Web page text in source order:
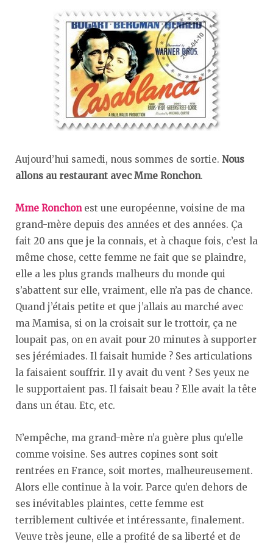
Aujourd’hui samedi, nous sommes de sortie. Nous
allons au restaurant avec Mme Ronchon.
Mme Ronchonest une européenne, voisine de ma
grand-mère depuis des années et des années. Ça
fait 20 ans que je la connais, et à chaque fois, c’est la
même chose, cette femme ne fait que se plaindre,
elle a les plus grands malheurs du monde qui
s’abattent sur elle, vraiment, elle n’a pas de chance.
Quand j’étais petite et que j’allais au marché avec
ma Mamisa, si on la croisait sur le trottoir, ça ne
loupait pas, on en avait pour 20 minutes à supporter
ses jérémiades. Il faisait humide ? Ses articulations
la faisaient souffrir. Il y avait du vent ? Ses yeux ne
le supportaient pas. Il faisait beau ? Elle avait la tête
dans un étau. Etc, etc.
N’empêche, ma grand-mère n’a guère plus qu’elle
comme voisine. Ses autres copines sont soit
rentrées en France, soit mortes, malheureusement.
Alors elle continue à la voir. Parce qu’en dehors de
ses inévitables plaintes, cette femme est
terriblement cultivée et intéressante, finalement.
Veuve très jeune, elle a profité de sa liberté et de